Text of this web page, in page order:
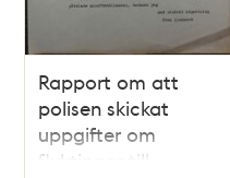
Rapport om att
polisen skickat
uppgifter om
flyktingar till